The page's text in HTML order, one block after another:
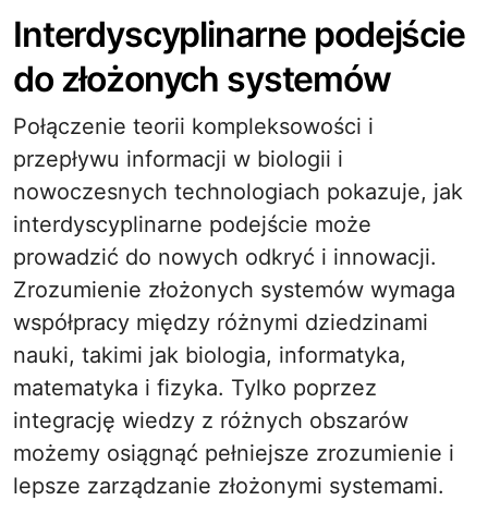
Interdyscyplinarne podejście
do złożonych systemów
Połączenie teorii kompleksowości i
przepływu informacji w biologii i
nowoczesnych technologiach pokazuje, jak
interdyscyplinarne podejście może
prowadzić do nowych odkryć i innowacji.
Zrozumienie złożonych systemów wymaga
współpracy między różnymi dziedzinami
nauki, takimi jak biologia, informatyka,
matematyka i fizyka. Tylko poprzez
integrację wiedzy z różnych obszarów
możemy osiągnąć pełniejsze zrozumienie i
lepsze zarządzanie złożonymi systemami.